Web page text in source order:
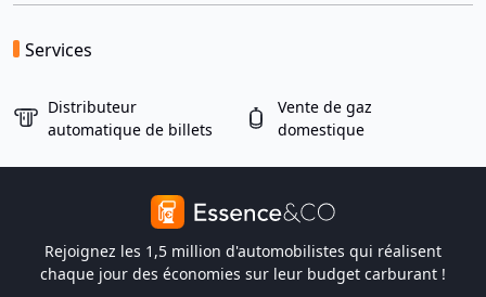
Services
Distributeur
automatique de billets
Vente de gaz
domestique
Rejoignez les 1,5 million d'automobilistes qui réalisent
chaque jour des économies sur leur budget carburant !